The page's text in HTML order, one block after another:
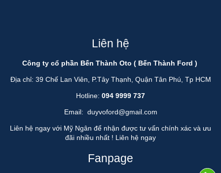
Liên hệ
Công ty cổ phần Bến Thành Oto ( Bến Thành Ford )
Địa chỉ: 39 Chế Lan Viên, P.Tây Thạnh, Quận Tân Phú, Tp HCM
Hotline: 094 9999 737
Email: duyvoford@gmail.com
Liên hệ ngay với Mỹ Ngân để nhận được tư vấn chính xác và ưu
đãi nhiều nhất ! Liên hệ ngay
Fanpage